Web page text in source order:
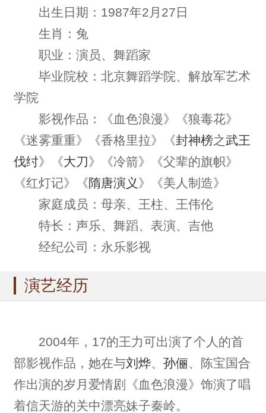
出生日期：1987年2月27日
生肖：兔
职业：演员、舞蹈家
毕业院校：北京舞蹈学院、解放军艺术
学院
影视作品：《血色浪漫》《狼毒花》
《迷雾重重》《香格里拉》《封神榜之武王
伐纣》《大刀》《冷箭》《父辈的旗帜》
《红灯记》《隋唐演义 》《美人制造》
家庭成员：母亲、王柱、王伟伦
特长：声乐、舞蹈、表演、吉他
经纪公司：永乐影视
演艺经历
2004年，17的王力可出演了个人的首
部影视作品，她在与刘烨、 孙俪 、陈宝国合
作出演的岁月爱情剧《血色浪漫》饰演了唱
着信天游的关中漂亮妹子秦岭。